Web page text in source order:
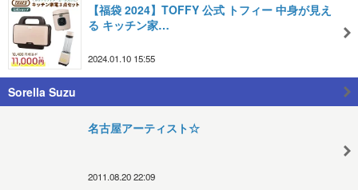
【福袋 2024】TOFFY 公式 トフィー 中身が見え
る キッチン家…
2024.01.10 15:55
Sorella Suzu
名古屋アーティスト☆
2011.08.20 22:09